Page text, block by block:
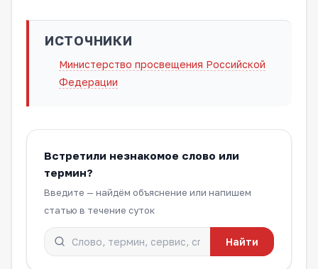
ИСТОЧНИКИ
Министерство просвещения Российской
Федерации
Встретили незнакомое слово или
термин?
Введите — найдём объяснение или напишем
статью в течение суток
Найти